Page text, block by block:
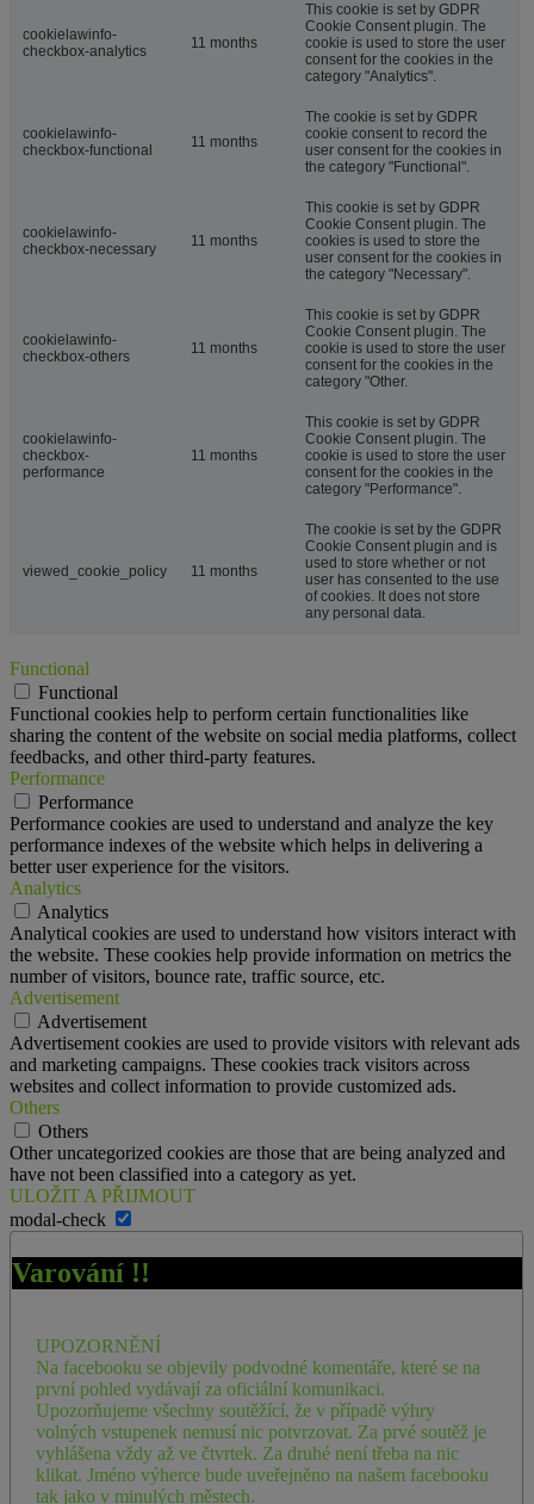
cookielawinfo-
checkbox-analytics
11 months
This cookie is set by GDPR
Cookie Consent plugin. The
cookie is used to store the user
consent for the cookies in the
category "Analytics".
cookielawinfo-
checkbox-functional
11 months
The cookie is set by GDPR
cookie consent to record the
user consent for the cookies in
the category "Functional".
cookielawinfo-
checkbox-necessary
11 months
This cookie is set by GDPR
Cookie Consent plugin. The
cookies is used to store the
user consent for the cookies in
the category "Necessary".
cookielawinfo-
checkbox-others
11 months
This cookie is set by GDPR
Cookie Consent plugin. The
cookie is used to store the user
consent for the cookies in the
category "Other.
cookielawinfo-
checkbox-
performance
11 months
This cookie is set by GDPR
Cookie Consent plugin. The
cookie is used to store the user
consent for the cookies in the
category "Performance".
viewed_cookie_policy 11 months
The cookie is set by the GDPR
Cookie Consent plugin and is
used to store whether or not
user has consented to the use
of cookies. It does not store
any personal data.
Functional
Functional
Functional cookies help to perform certain functionalities like
sharing the content of the website on social media platforms, collect
feedbacks, and other third-party features.
Performance
Performance
Performance cookies are used to understand and analyze the key
performance indexes of the website which helps in delivering a
better user experience for the visitors.
Analytics
Analytics
Analytical cookies are used to understand how visitors interact with
the website. These cookies help provide information on metrics the
number of visitors, bounce rate, traffic source, etc.
Advertisement
Advertisement
Advertisement cookies are used to provide visitors with relevant ads
and marketing campaigns. These cookies track visitors across
websites and collect information to provide customized ads.
Others
Others
Other uncategorized cookies are those that are being analyzed and
have not been classified into a category as yet.
ULOŽIT A PŘIJMOUT
modal-check
Varování !!
UPOZORNĚNÍ
Na facebooku se objevily podvodné komentáře, které se na
první pohled vydávají za oficiální komunikaci.
Upozorňujeme všechny soutěžící, že v případě výhry
volných vstupenek nemusí nic potvrzovat. Za prvé soutěž je
vyhlášena vždy až ve čtvrtek. Za druhé není třeba na nic
klikat. Jméno výherce bude uveřejněno na našem facebooku
tak jako v minulých městech.